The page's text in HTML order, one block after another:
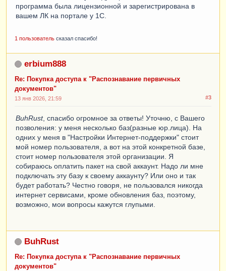
программа была лицензионной и зарегистрирована в
вашем ЛК на портале у 1С.
1 пользователь сказал спасибо!
erbium888
Re: Покупка доступа к "Распознавание первичных
документов"
#3
13 янв 2026, 21:59
BuhRust, спасибо огромное за ответы! Уточню, с Вашего
позволения: у меня несколько баз(разные юр.лица). На
одних у меня в "Настройки Интернет-поддержки" стоит
мой номер пользователя, а вот на этой конкретной базе,
стоит номер пользователя этой организации. Я
собираюсь оплатить пакет на свой аккаунт. Надо ли мне
подключать эту базу к своему аккаунту? Или оно и так
будет работать? Честно говоря, не пользовался никогда
интернет сервисами, кроме обновления баз, поэтому,
возможно, мои вопросы кажутся глупыми.
BuhRust
Re: Покупка доступа к "Распознавание первичных
документов"